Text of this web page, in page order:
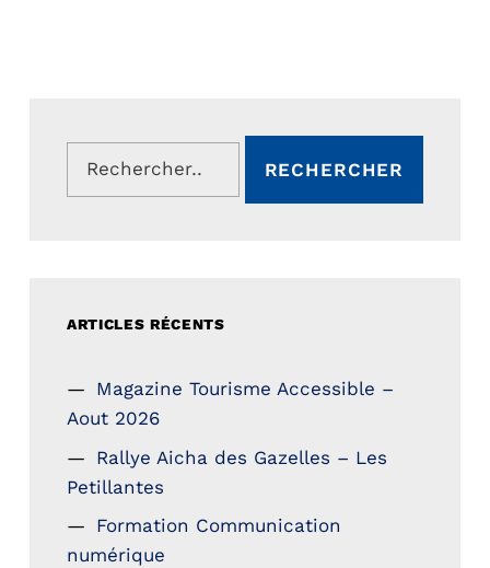
Rechercher :
ARTICLES RÉCENTS
Magazine Tourisme Accessible –
Aout 2026
Rallye Aicha des Gazelles – Les
Petillantes
Formation Communication
numérique